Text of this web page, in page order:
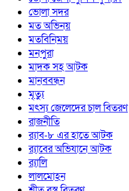
ভোলা সদর
মত অভিনয়
মতবিনিময়
মনপুরা
মাদক সহ আটক
মানববন্ধন
মৃত্যু
মৎস্য জেলেদের চাল বিতরণ
রাজনীতি
র‍্যাব-৮ এর হাতে আটক
র‍্যাবের অভিযানে আটক
র‍্যালি
লালমোহন